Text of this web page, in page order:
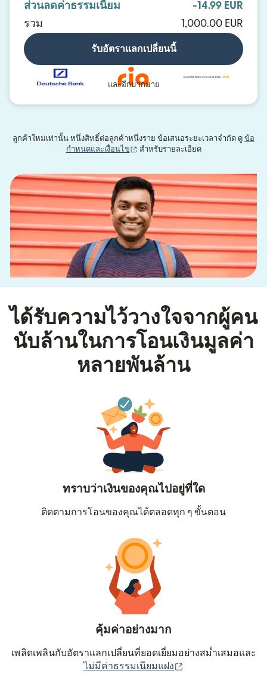
ส่วนลดค่าธรรมเนียม
-14.99 EUR
รวม
1,000.00 EUR
รับอัตราแลกเปลี่ยนนี้
และอีกมากมาย
ลูกค้าใหม่เท่านั้น หนึ่งสิทธิ์ต่อลูกค้าหนึ่งราย ข้อเสนอระยะเวลาจำกัด ดู ข้อ
กำหนดและเงื่อนไข
(เปิดในหน้าต่างใหม่)
สำหรับรายละเอียด
ได้รับความไว้วางใจจากผู้คน
นับล้านในการโอนเงินมูลค่า
หลายพันล้าน
ทราบว่าเงินของคุณไปอยู่ที่ใด
ติดตามการโอนของคุณได้ตลอดทุก ๆ ขั้นตอน
คุ้มค่าอย่างมาก
เพลิดเพลินกับอัตราแลกเปลี่ยนที่ยอดเยี่ยมอย่างสม่ำเสมอและ
ไม่มีค่าธรรมเนียมแฝง